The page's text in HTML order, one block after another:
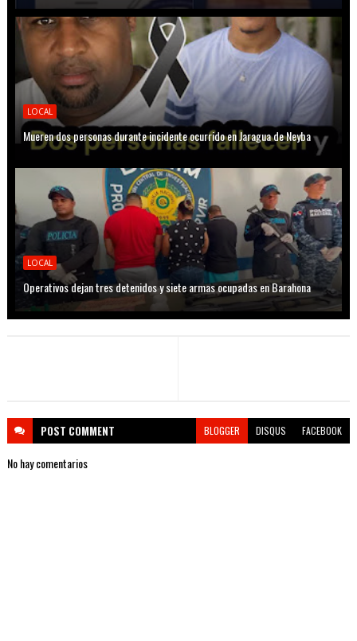
LOCAL
Mueren dos personas durante incidente ocurrido en Jaragua de Neyba
LOCAL
Operativos dejan tres detenidos y siete armas ocupadas en Barahona
POST COMMENT BLOGGER DISQUS FACEBOOK
No hay comentarios